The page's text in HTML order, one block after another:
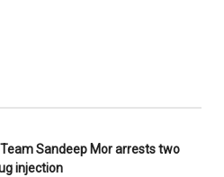
Sandeep Mor arrests two
injection